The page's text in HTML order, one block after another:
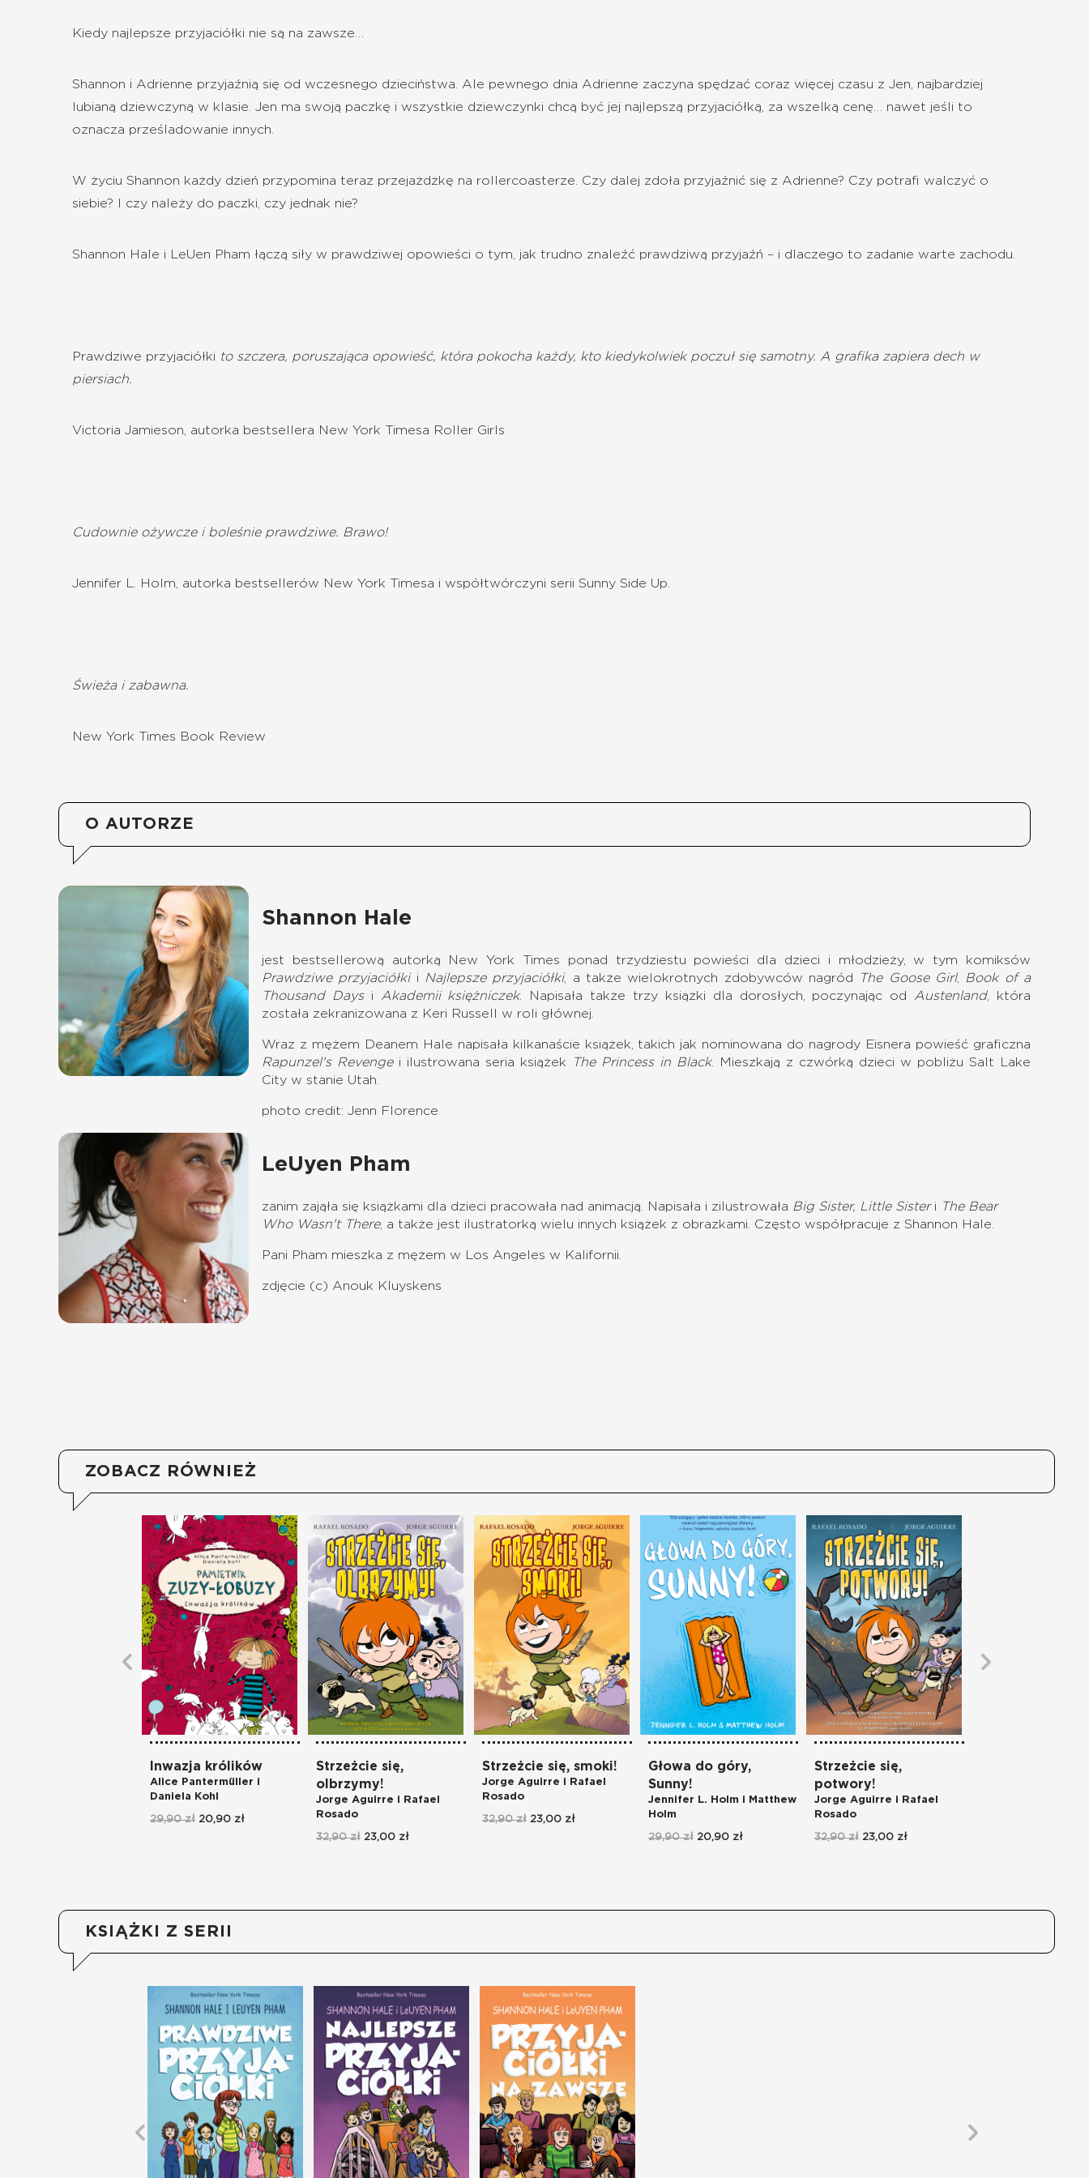
Kiedy najlepsze przyjaciółki nie są na zawsze…
Shannon i Adrienne przyjaźnią się od wczesnego dzieciństwa. Ale pewnego dnia Adrienne zaczyna spędzać coraz więcej czasu z Jen, najbardziej
lubianą dziewczyną w klasie. Jen ma swoją paczkę i wszystkie dziewczynki chcą być jej najlepszą przyjaciółką, za wszelką cenę… nawet jeśli to
oznacza prześladowanie innych.
W życiu Shannon każdy dzień przypomina teraz przejażdżkę na rollercoasterze. Czy dalej zdoła przyjaźnić się z Adrienne? Czy potrafi walczyć o
siebie? I czy należy do paczki, czy jednak nie?
Shannon Hale i LeUen Pham łączą siły w prawdziwej opowieści o tym, jak trudno znaleźć prawdziwą przyjaźń – i dlaczego to zadanie warte zachodu.
Prawdziwe przyjaciółki to szczera, poruszająca opowieść, która pokocha każdy, kto kiedykolwiek poczuł się samotny. A grafika zapiera dech w
piersiach.
Victoria Jamieson, autorka bestsellera New York Timesa Roller Girls
Cudownie ożywcze i boleśnie prawdziwe. Brawo!
Jennifer L. Holm, autorka bestsellerów New York Timesa i współtwórczyni serii Sunny Side Up.
Świeża i zabawna.
New York Times Book Review
O AUTORZE
Shannon Hale
jest bestsellerową autorką New York Times ponad trzydziestu powieści dla dzieci i młodzieży, w tym komiksów
Prawdziwe przyjaciółkii Najlepsze przyjaciółki, a także wielokrotnych zdobywców nagród The Goose Girl,
Book of a
Thousand Daysi Akademii księżniczek. Napisała także trzy książki dla dorosłych, poczynając od Austenland, która
została zekranizowana z Keri Russell w roli głównej.
Wraz z mężem Deanem Hale napisała kilkanaście książek, takich jak nominowana do nagrody Eisnera powieść graficzna
Rapunzel's Revengei ilustrowana seria książek The Princess in Black.
Mieszkają z czwórką dzieci w pobliżu Salt Lake
City w stanie Utah.
photo credit: Jenn Florence
LeUyen Pham
zanim zająła się książkami dla dzieci pracowała nad animacją. Napisała i zilustrowała Big Sister, Little Sisteri The Bear
Who Wasn't There, a także jest ilustratorką wielu innych książek z obrazkami. Często współpracuje z Shannon Hale.
Pani Pham mieszka z mężem w Los Angeles w Kalifornii.
zdjęcie (c) Anouk Kluyskens
ZOBACZ RÓWNIEŻ
Inwazja królików
Alice Pantermüller i
Daniela Kohl
29,90 zł 20,90 zł
Strzeżcie się,
olbrzymy!
Jorge Aguirre i Rafael
Rosado
32,90 zł 23,00 zł
Strzeżcie się, smoki!
Jorge Aguirre i Rafael
Rosado
32,90 zł 23,00 zł
Głowa do góry,
Sunny!
Jennifer L. Holm i Matthew
Holm
29,90 zł 20,90 zł
Strzeżcie się,
potwory!
Jorge Aguirre i Rafael
Rosado
32,90 zł 23,00 zł
KSIĄŻKI Z SERII